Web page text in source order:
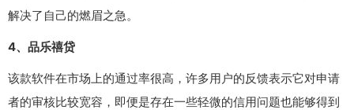
解决了自己的燃眉之急。
4、品乐禧贷
该款软件在市场上的通过率很高，许多用户的反馈表示它对申请
者的审核比较宽容，即便是存在一些轻微的信用问题也能够得到